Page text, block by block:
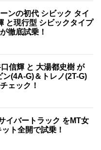
ンの初代 シビック タイ
と現行型 シビックタイプ
徹底試乗！
信輝 と 大湯都史樹 が
(4A-G)＆トレノ(2T-G)
ェック！
イバートラック をMT女
ト全開で試乗！